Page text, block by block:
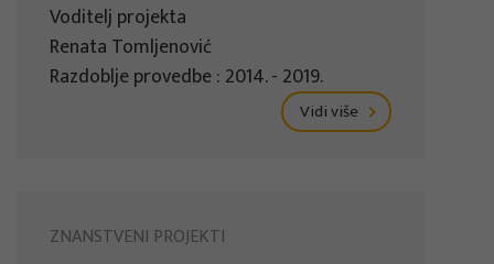
Voditelj projekta
Renata Tomljenović
Razdoblje provedbe : 2014. - 2019.
Vidi više
ZNANSTVENI PROJEKTI